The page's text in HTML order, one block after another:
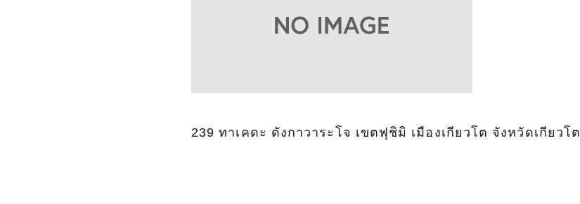
239 ทาเคดะ ดังกาวาระโจ เขตฟุชิมิ เมืองเกียวโต จังหวัดเกียวโต